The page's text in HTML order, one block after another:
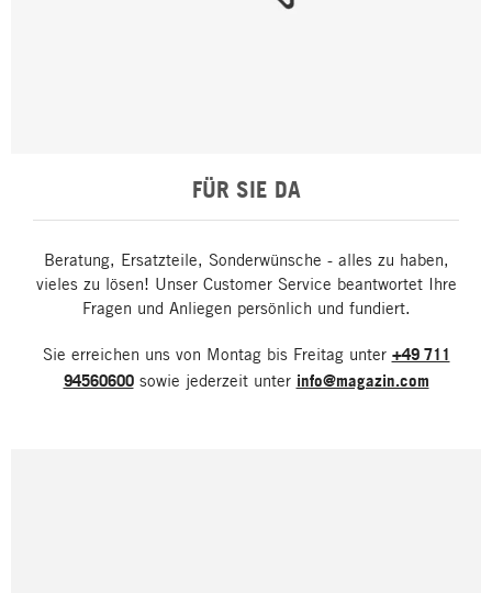
FÜR SIE DA
Beratung, Ersatzteile, Sonderwünsche - alles zu haben,
vieles zu lösen! Unser Customer Service beantwortet Ihre
Fragen und Anliegen persönlich und fundiert.
Sie erreichen uns von Montag bis Freitag unter +49 711
94560600sowie jederzeit unter info@magazin.com